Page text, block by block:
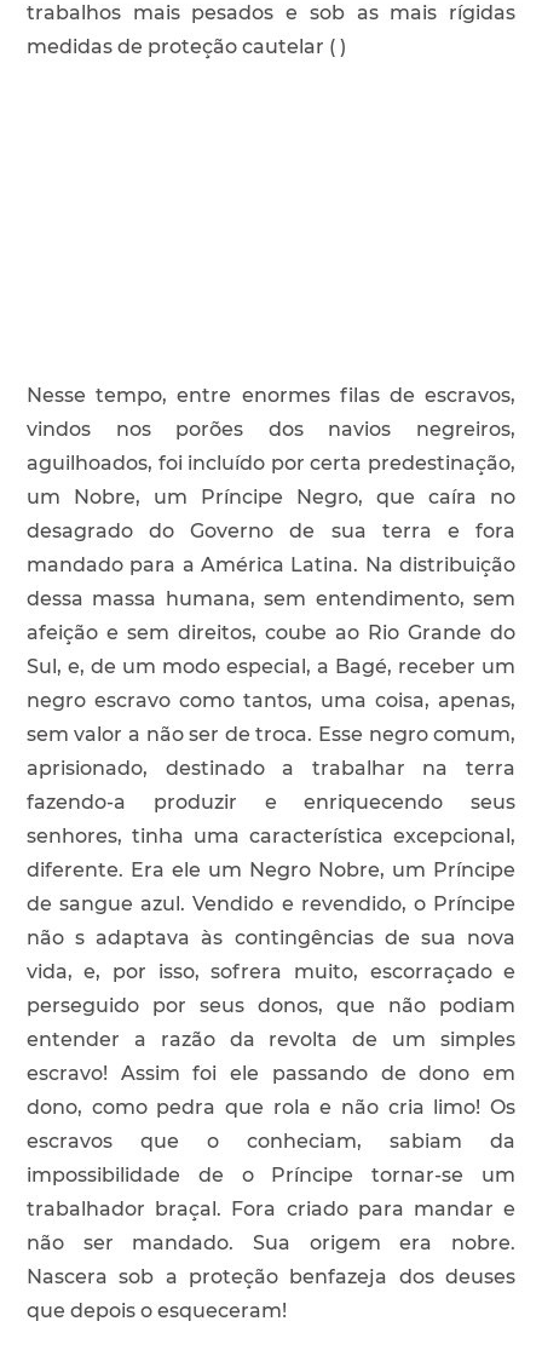
trabalhos mais pesados e sob as mais rígidas
medidas de proteção cautelar ( )
Nesse tempo, entre enormes filas de escravos,
vindos nos porões dos navios negreiros,
aguilhoados, foi incluído por certa predestinação,
um Nobre, um Príncipe Negro, que caíra no
desagrado do Governo de sua terra e fora
mandado para a América Latina. Na distribuição
dessa massa humana, sem entendimento, sem
afeição e sem direitos, coube ao Rio Grande do
Sul, e, de um modo especial, a Bagé, receber um
negro escravo como tantos, uma coisa, apenas,
sem valor a não ser de troca. Esse negro comum,
aprisionado, destinado a trabalhar na terra
fazendo-a produzir e enriquecendo seus
senhores, tinha uma característica excepcional,
diferente. Era ele um Negro Nobre, um Príncipe
de sangue azul. Vendido e revendido, o Príncipe
não s adaptava às contingências de sua nova
vida, e, por isso, sofrera muito, escorraçado e
perseguido por seus donos, que não podiam
entender a razão da revolta de um simples
escravo! Assim foi ele passando de dono em
dono, como pedra que rola e não cria limo! Os
escravos que o conheciam, sabiam da
impossibilidade de o Príncipe tornar-se um
trabalhador braçal. Fora criado para mandar e
não ser mandado. Sua origem era nobre.
Nascera sob a proteção benfazeja dos deuses
que depois o esqueceram!